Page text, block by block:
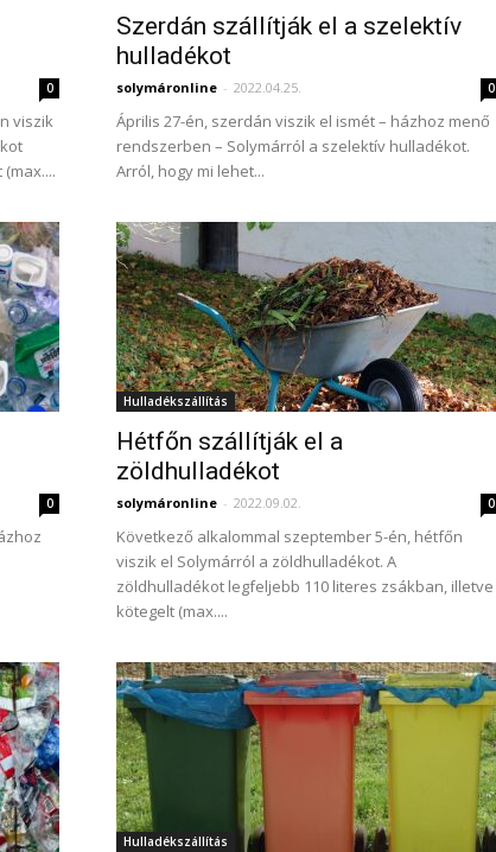
0
viszik
Szerdán szállítják el a szelektív
hulladékot
solymáronline - 2022.04.25. 0
Április 27-én, szerdán viszik el ismét – házhoz menő
rendszerben – Solymárról a szelektív hulladékot.
Arról, hogy mi lehet...
0
Hulladékszállítás
Hétfőn szállítják el a
zöldhulladékot
solymáronline - 2022.09.02. 0
Következő alkalommal szeptember 5-én, hétfőn
viszik el Solymárról a zöldhulladékot. A
zöldhulladékot legfeljebb 110 literes zsákban, illetve
kötegelt (max....
Hulladékszállítás